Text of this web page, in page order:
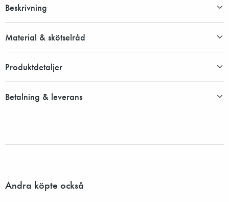
Beskrivning
Material & skötselråd
Produktdetaljer
Betalning & leverans
Andra köpte också